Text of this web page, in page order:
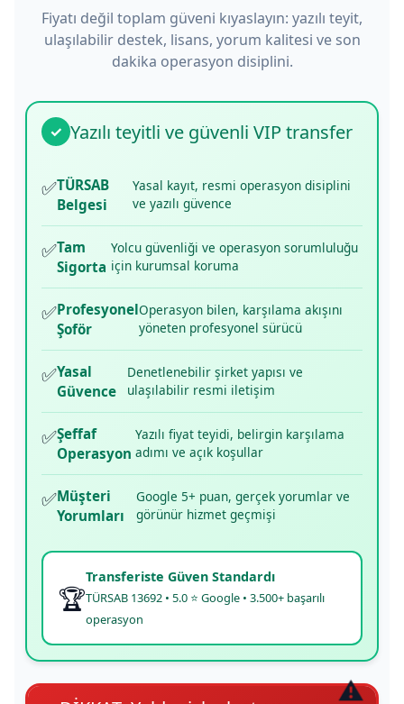
Fiyatı değil toplam güveni kıyaslayın: yazılı teyit,
ulaşılabilir destek, lisans, yorum kalitesi ve son
dakika operasyon disiplini.
✓ Yazılı teyitli ve güvenli VIP transfer
✅TÜRSAB
Belgesi
Yasal kayıt, resmi operasyon disiplini
ve yazılı güvence
✅Tam
Sigorta
Yolcu güvenliği ve operasyon sorumluluğu
için kurumsal koruma
✅Profesyonel
Şoför
Operasyon bilen, karşılama akışını
yöneten profesyonel sürücü
✅Yasal
Güvence
Denetlenebilir şirket yapısı ve
ulaşılabilir resmi iletişim
✅Şeffaf
Operasyon
Yazılı fiyat teyidi, belirgin karşılama
adımı ve açık koşullar
✅Müşteri
Yorumları
Google 5+ puan, gerçek yorumlar ve
görünür hizmet geçmişi
🏆
Transferiste Güven Standardı
TÜRSAB 13692 • 5.0 ⭐ Google • 3.500+ başarılı
operasyon